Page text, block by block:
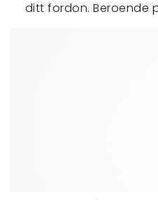
ditt fordon. Beroende